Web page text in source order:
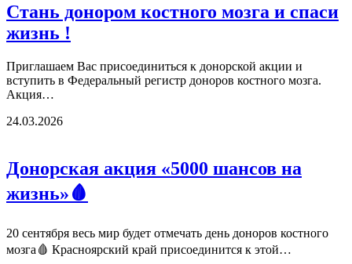
Стань донором костного мозга и спаси
жизнь !
Приглашаем Вас присоединиться к донорской акции и
вступить в Федеральный регистр доноров костного мозга.
Акция…
24.03.2026
Донорская акция «5000 шансов на
жизнь»🩸
20 сентября весь мир будет отмечать день доноров костного
мозга🩸 Красноярский край присоединится к этой…